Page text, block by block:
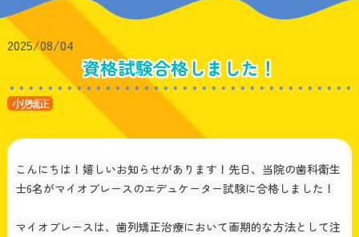
2025/08/04
資格試験合格しました！
小児矯正
こんにちは！嬉しいお知らせがあります！先日、当院の歯科衛生
士6名がマイオブレースのエデュケーター試験に合格しました！
マイオブレースは、歯列矯正治療において画期的な方法として注